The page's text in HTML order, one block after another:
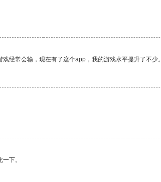
经常会输，现在有了这个app，我的游戏水平提升了不少。
下。